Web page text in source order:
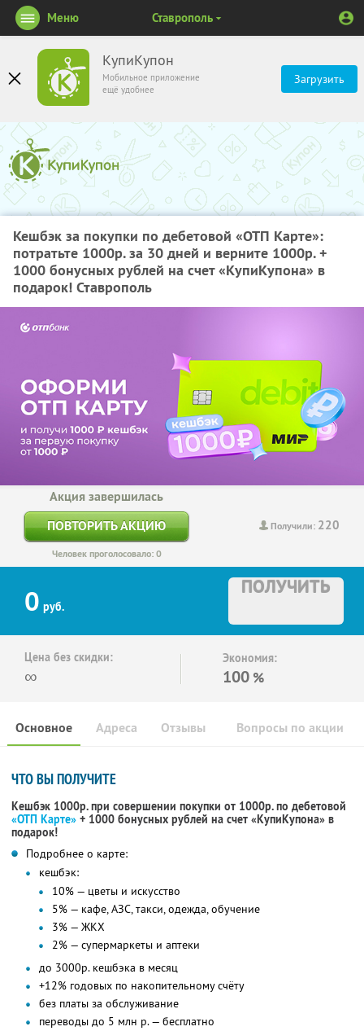
КупиКупон
Мобильное приложение
ещё удобнее
Загрузить
Меню Ставрополь
Кешбэк за покупки по дебетовой «ОТП Карте»:
потратьте 1000р. за 30 дней и верните 1000р. +
1000 бонусных рублей на счет «КупиКупона» в
подарок! Ставрополь
Получили: 220
Акция завершилась
ПОВТОРИТЬ АКЦИЮ
Человек проголосовало: 0
0 руб.
ПОЛУЧИТЬ
Цена без скидки:
∞
Экономия:
100 %
Основное Отзывы Вопросы по акции
Адреса
ЧТО ВЫ ПОЛУЧИТЕ
Кешбэк 1000р. при совершении покупки от 1000р. по дебетовой
«ОТП Карте» + 1000 бонусных рублей на счет «КупиКупона» в
подарок!
Подробнее о карте:
кешбэк:
10% — цветы и искусство
5% — кафе, АЗС, такси, одежда, обучение
3% — ЖКХ
2% — супермаркеты и аптеки
до 3000р. кешбэка в месяц
+12% годовых по накопительному счёту
без платы за обслуживание
переводы до 5 млн р. — бесплатно